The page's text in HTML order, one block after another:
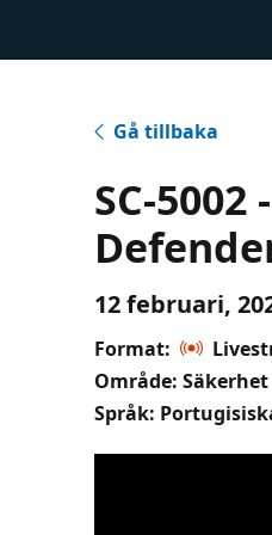
Gå tillbaka
SC-
12 februari,
Format:
Område: Säkerhet
Språk: